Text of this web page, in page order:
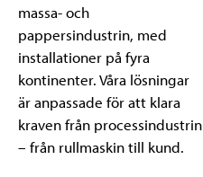
massa- och
pappersindustrin, med
installationer på fyra
kontinenter. Våra lösningar
är anpassade för att klara
kraven från processindustrin
– från rullmaskin till kund.